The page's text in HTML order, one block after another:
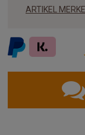
ARTIKEL